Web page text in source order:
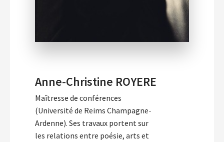
Anne-Christine ROYERE
Maîtresse de conférences
(Université de Reims Champagne-
Ardenne). Ses travaux portent sur
les relations entre poésie, arts et